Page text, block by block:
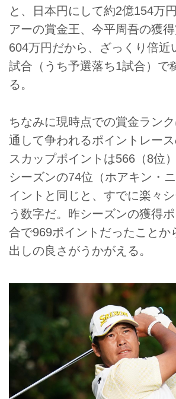
と、日本円にして約2億154万
アーの賞金王、今平周吾の獲
604万円だから、ざっくり倍近
試合（うち予選落ち1試合）で
る。
ちなみに現時点での賞金ラン
通して争われるポイントレー
スカップポイントは566（8位
シーズンの74位（ホアキン・
イントと同じと、すでに楽々
う数字だ。昨シーズンの獲得
合で969ポイントだったことか
出しの良さがうかがえる。